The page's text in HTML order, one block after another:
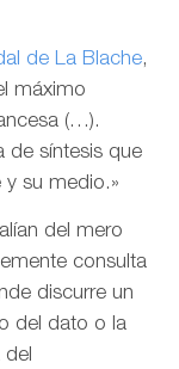
de La Blache,
máximo
(…).
de síntesis que
y su medio.»
del mero
consulta
discurre un
del dato o la
del